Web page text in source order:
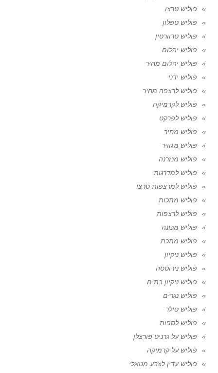
פוליש טרצו
פוליש טפלון
פוליש טרוורטין
פוליש יהלום
פוליש יהלום מחיר
פוליש ידני
פוליש לרצפה מחיר
פוליש לקרמיקה
פוליש לפרקט
פוליש מחיר
פוליש מגוויר
פוליש מנזרנה
פוליש למדרגות
פוליש למרצפות טרצו
פוליש מתכות
פוליש לרצפות
פוליש מכונה
פוליש מתכת
פוליש ניקיון
פוליש נירוסטה
פוליש ניקיון בתים
פוליש נגרים
פוליש סילר
פוליש לספות
פוליש על גרניט פורצלן
פוליש על קרמיקה
פוליש עדין לצבע מטאלי